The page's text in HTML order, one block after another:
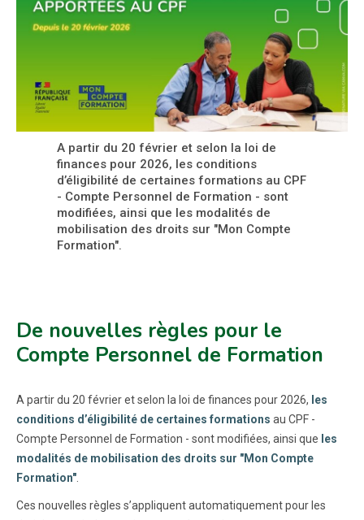
A partir du 20 février et selon la loi de
finances pour 2026, les conditions
d’éligibilité de certaines formations au CPF
- Compte Personnel de Formation - sont
modifiées, ainsi que les modalités de
mobilisation des droits sur "Mon Compte
Formation".
De nouvelles règles pour le
Compte Personnel de Formation
A partir du 20 février et selon la loi de finances pour 2026, les
conditions d’éligibilité de certaines formations au CPF -
Compte Personnel de Formation - sont modifiées, ainsi que les
modalités de mobilisation des droits sur "Mon Compte
Formation"
Ces nouvelles règles s’appliquent automatiquement pour les